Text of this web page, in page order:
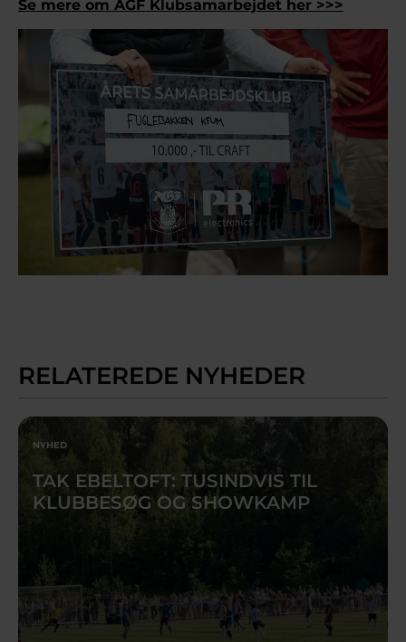
Se mere om AGF Klubsamarbejdet her >>>
RELATEREDE NYHEDER
NYHED
TAK EBELTOFT: TUSINDVIS TIL
KLUBBESØG OG SHOWKAMP